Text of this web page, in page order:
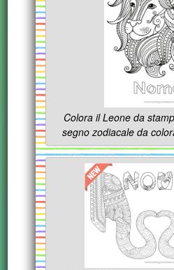
Colora il Leone da
segno zodiacale da